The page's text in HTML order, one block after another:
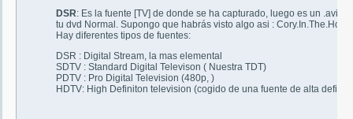
DSR: Es la fuente [TV] de donde se ha capturado, luego es un .avi
tu dvd Normal. Supongo que habrás visto algo asi :
Hay diferentes tipos de fuentes:
DSR : Digital Stream, la mas elemental
SDTV : Standard Digital Televison ( Nuestra TDT)
PDTV : Pro Digital Television (480p, )
HDTV: High Definiton television (cogido de una fuente de alta